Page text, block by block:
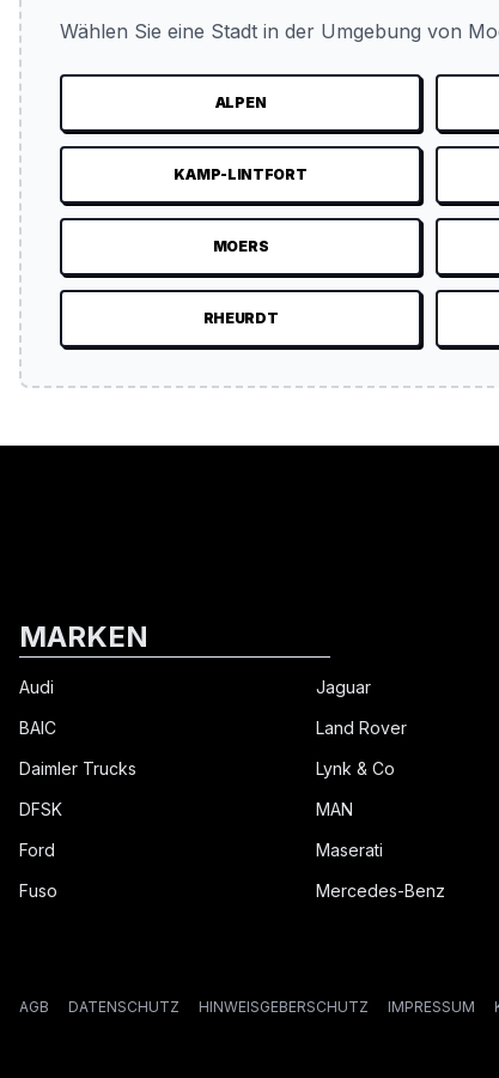
Wählen Sie eine Stadt in der Umgebung von
ALPEN
KAMP-LINTFORT
MOERS
RHEURDT
MARKEN
Audi
BAIC
Daimler Trucks
DFSK
Ford
Fuso
Jaguar
Land Rover
Lynk & Co
MAN
Maserati
Mercedes-Benz
AGB DATENSCHUTZ HINWEISGEBERSCHUTZ IMPRESSUM